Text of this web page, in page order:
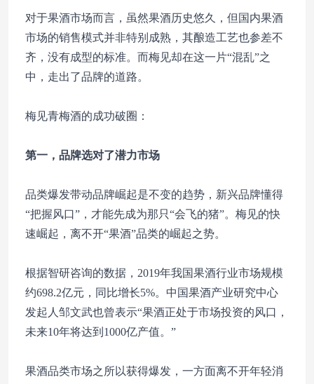
对于果酒市场而言，虽然果酒历史悠久，但国内果酒
市场的销售模式并非特别成熟，其酿造工艺也参差不
齐，没有成型的标准。而梅见却在这一片“混乱”之
中，走出了品牌的道路。
梅见青梅酒的成功破圈：
第一，品牌选对了潜力市场
品类爆发带动品牌崛起是不变的趋势，新兴品牌懂得
“把握风口”，才能先成为那只“会飞的猪”。梅见的快
速崛起，离不开“果酒”品类的崛起之势。
根据智研咨询的数据，2019年我国果酒行业市场规模
约698.2亿元，同比增长5%。中国果酒产业研究中心
发起人邹文武也曾表示“果酒正处于市场投资的风口，
未来10年将达到1000亿产值。”
果酒品类市场之所以获得爆发，一方面离不开年轻消